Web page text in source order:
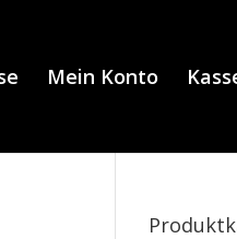
Mein Konto